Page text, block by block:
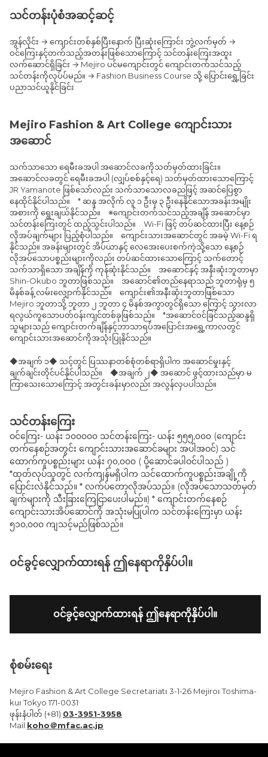
သင်တန်းပုံစံအဆင့်ဆင့်
အွန်လိုင်း → ကျောင်းတစ်နှစ်ပြီးနောက် ပြီးဆုံးကြောင်း ဘွဲ့လက်မှတ် →
ဝင်ကြေးနှင့်တက်သည့်အတန်းဖြစ်သောကြောင့် သင်တန်းကြေးအထူး
လက်ဆောင်ရှိခြင်း → Mejiro ပင်မကျောင်းတွင် ကျောင်းတက်သင်သည့်
သင်တန်းကိုလုပ်ပ်မည်။ → Fashion Business Course သို့ ပြောင်းရွှေ့ခြင်း
ပညာသင်ယူနိုင်ခြင်း
Mejiro Fashion & Art College ကျောင်းသား
အဆောင်
သက်သာသော ရေမီးခအပါ အဆောင်လခကိုသတ်မှတ်ထားခြင်း။
အဆောင်လခတွင် ရေမီးခအပါ (လျှပ်စစ်နှင့်ရေ) သတ်မှတ်ထားသောကြောင့်
JR Yamanote ဖြစ်သော်လည်း သက်သာသောလခညဖြင့် အဆင်ပြေစွာ
နေထိုင်နိုင်ပါသည်။ * ဆန္ဒ အလိုက် လူ ၁ ဦးမှ ၃ ဦးနေနိုင်သောအခန်းအမျိုး
အစားကို ရွေးချယ်နိုင်သည်။ ※ကျောင်းတက်သင်သည့်အချိန် အဆောင်မှာ
သင်တန်းကြေးတွင် ထည့်သွင်းပါသည်။ Wi-Fi ဖြင့် တပ်ဆင်ထားပြီး နေ့စဉ်
လိုအပ်ချက်များ ပြည့်စုံပါသည်။ ကျောင်းသားအဆောင်တွင် အခမဲ့ Wi-Fi ရ
နိုင်သည်။ အခန်းများတွင် အိပ်ယာနှင့် လေအေးပေးစက်ကဲ့သို့သော နေ့စဉ်
လိုအပ်သောပစ္စည်းများကိုလည်း တပ်ဆင်ထားသောကြောင့် သက်တောင့်
သက်သာရှိသော အချိန်ကို ကုန်ဆုံးနိုင်သည်။ အဆောင်နှင့် အနီးဆုံးဘူတာမှာ
Shin-Okubo ဘူတာဖြစ်သည်။ အဆောင်၏တည်နေရာသည် ဘူတာရုံမှ ၅
မိနစ်ခန့် လမ်းလျှောက်နိုင်သည်။ ကျောင်း၏အနီးဆုံးဘူတာဖြစ်သော
Mejiro ဘူတာသို့ ဘူတာ ၂ ဘူတာ ၄ မိနစ်အကွာတွင်ရှိသော ကြောင့် သွားလာ
ရလွယ်ကူသောပတ်ဝန်းကျင်တစ်ခုဖြစ်သည်။ *အဆောင်ဝင်ခြင်သည့်ဆန္ဒရှိ
သူများသည် ကျောင်းတက်ချိန်နှင့်ဘာသာရပ်အပြောင်းအရွှေ့ကာလတွင်
ကျောင်းသားအဆောင်ကိုအသုံးပြုနိုင်သည်။
◆အချက် ၁◆ သင့်တွင် ပြဿနာတစ်စုံတစ်ရာရှိပါက အဆောင်မှုးနှင့်
ချက်ချင်းတိုင်ပင်နိုင်ပါသည်။ ◆အချက် ၂◆ အဆောင် ဖွင့်ထားသည်မှာ မ
ကြာသေးသောကြောင့် အတွင်းခန်းမှာလည်း အလွန်လှပပါသည်။
သင်တန်းကြေး
ဝင်ကြေး- ယန်း ၁၀၀၀၀၀ သင်တန်းကြေး- ယန်း ၅၅၅,၀၀၀ (ကျောင်း
တက်နေစဉ်အတွင်း ကျောင်းသားအဆောင်ခများ အပါအဝင်) သင်
ထောက်ကူပစ္စည်းများ ယန်း ၇၀,၀၀၀ ( ပို့ဆောင်ခပါဝင်ပါသည် )
*ထုတ်လုပ်သူတွင် လက်ကျန်မရှိပါက သင်ထောက်ကူပစ္စည်းအချို့ကို
ပြောင်းလဲနိုင်သည်။ * လက်ပ်တော့လိုအပ်သည်။ (လိုအပ်သောသတ်မှတ်
ချက်များကို သီးခြားကြေငြာပေးပါမည်။) * ကျောင်းတက်နေစဉ်
ကျောင်းသားအိပ်ဆောင်ကို အသုံးမပြုပါက သင်တန်းကြေးမှာ ယန်း
၅၁၀,၀၀၀ ကျသင့်မည်ဖြစ်သည်။
ဝင်ခွင့်လျှောက်ထားရန် ဤနေရာကိုနှိပ်ပါ။
ဝင်ခွင့်လျှောက်ထားရန် ဤနေရာကိုနှိပ်ပါ။
စုံစမ်းရေး
Mejiro Fashion & Art College Secretariat၊ 3-1-26 Mejiro၊ Toshima-
ku၊ Tokyo 171-0031
ဖုန်းနံပါတ် (+81) 03-3951-3958
Mail koho＠mfac.ac.jp